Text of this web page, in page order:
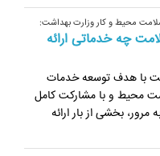
محیط و کار وزارت بهداشت:
چه خدماتی ارائه
با هدف توسعه خدمات
محیط و با مشارکت کامل
بخشی از بار ارائه